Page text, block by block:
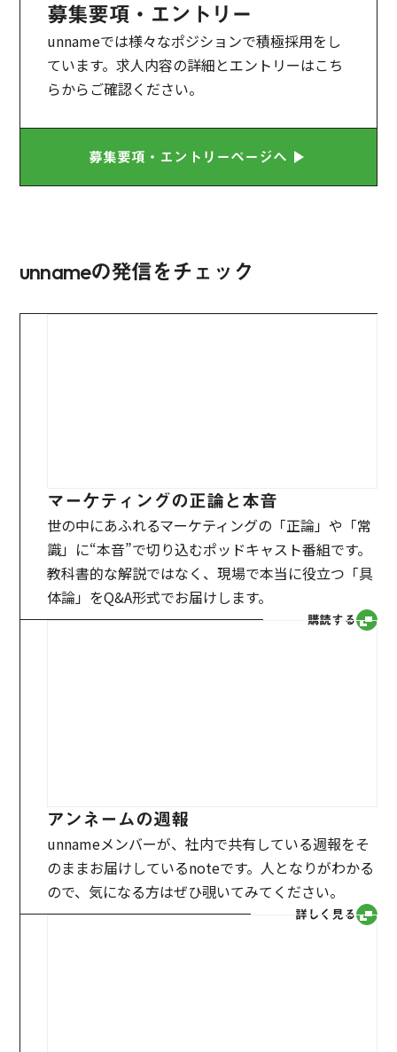
募集要項・エントリー
unnameでは様々なポジションで積極採用をし
ています。求人内容の詳細とエントリーはこち
らからご確認ください。
募集要項・エントリーページへ play_arrow
unnameの発信をチェック
マーケティングの正論と本音
世の中にあふれるマーケティングの「正論」や「常
識」に“本音”で切り込むポッドキャスト番組です。
教科書的な解説ではなく、現場で本当に役立つ「具
体論」をQ&A形式でお届けします。
購読する
アンネームの週報
unnameメンバーが、社内で共有している週報をそ
のままお届けしているnoteです。人となりがわかる
ので、気になる方はぜひ覗いてみてください。
詳しく見る